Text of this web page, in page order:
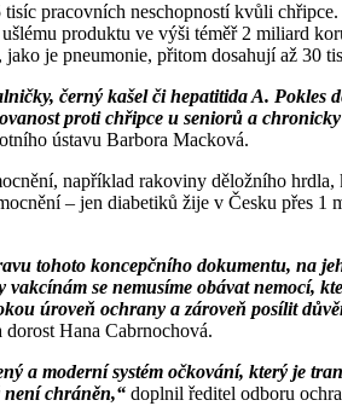
pracovních neschopností kvůli
produktu ve výši téměř 2 miliard
je pneumonie, přitom dosahují až 30
černý kašel či hepatitida A.
proti chřipce u seniorů a
ústavu Barbora Macková.
například rakoviny děložního
– jen diabetiků žije v Česku přes
tohoto koncepčního dokumentu, na
se nemusíme obávat nemocí,
úroveň ochrany a zároveň posílit
Hana Cabrnochová.
a moderní systém očkování, který je
není chráněn,“ doplnil ředitel odboru